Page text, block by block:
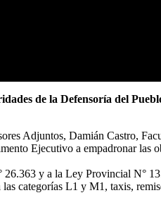
de la Defensoría del
Adjuntos, Damián Castro,
Ejecutivo a empadronar las
y a la Ley Provincial N°
categorías L1 y M1, taxis,